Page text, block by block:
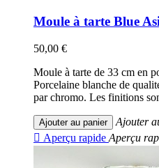
Moule à tarte Blue
50,00 €
Moule à tarte de 33 cm en
Porcelaine blanche de
par chromo. Les finitions
Ajouter au panier
Ajouter
 Aperçu rapide Aperçu